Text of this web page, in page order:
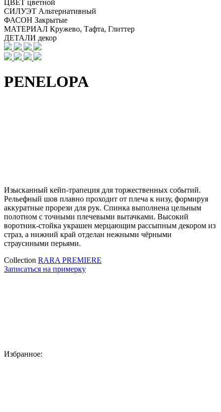
ЦВЕТ цветной
СИЛУЭТ Альтернативный
ФАСОН Закрытые
МАТЕРИАЛ Кружево, Тафта, Глиттер
ДЕТАЛИ декор
PENELOPA
Изысканный кейп-трапеция для торжественных событий.
Рельефный шов плавно проходит от плеча к низу, формируя
аккуратные прорези для рук. Спинка выполнена цельным
полотном с точными плечевыми вытачками. Высокий
воротник-стойка украшен мерцающим рассыпным декором из
страз, а нижний край отделан нежными чёрными
страусиными перьями.
Collection RARA PREMIERE
Записаться на примерку
Избранное: